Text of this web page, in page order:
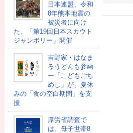
日本連盟、令和
8年熊本地震の
被災者に向け
た、「第19回日本スカウト
ジャンボリー」開催
吉野家・はなま
るうどんも参画
ー「こどもごち
めし」が、夏休
みの「食の空白期間」を支
援
厚労省調査で
は、母子世帯8